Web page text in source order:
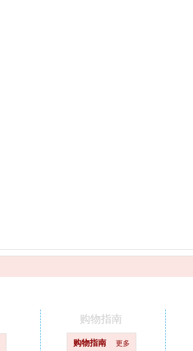
购物指南 更多
购物指南